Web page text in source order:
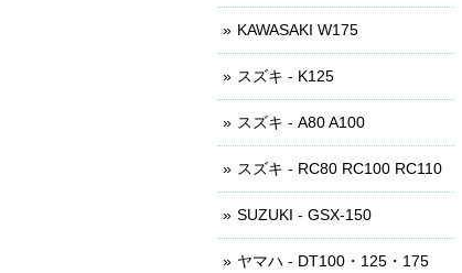
KAWASAKI W175
スズキ - K125
スズキ - A80 A100
スズキ - RC80 RC100 RC110
SUZUKI - GSX-150
ヤマハ - DT100・125・175